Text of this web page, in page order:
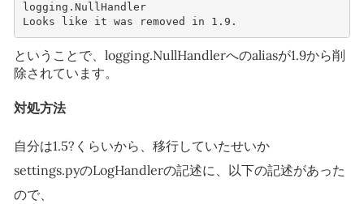
logging.NullHandler
ということで、logging.NullHandlerへのaliasが1.9から削
除されています。
対処方法
自分は1.5?くらいから、移行していたせいか
settings.pyのLogHandlerの記述に、以下の記述があった
ので、